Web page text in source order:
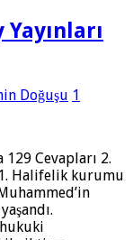
Yayınları
Doğuşu 1
129 Cevapları 2.
1. Halifelik kurumu